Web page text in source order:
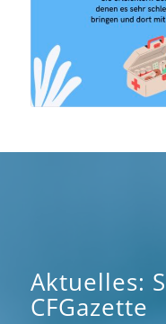
Aktuelles:
CFGazette